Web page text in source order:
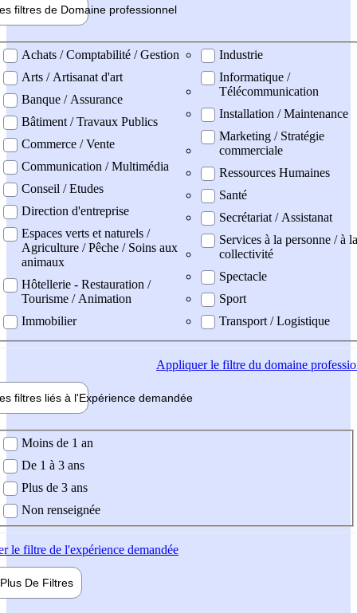
filtres de Domaine professionnel
professionel
Achats / Comptabilité / Gestion
Arts / Artisanat d'art
Banque / Assurance
Bâtiment / Travaux Publics
Commerce / Vente
Communication / Multimédia
Conseil / Etudes
Direction d'entreprise
Espaces verts et naturels /
Agriculture / Pêche / Soins aux
animaux
Hôtellerie - Restauration /
Tourisme / Animation
Immobilier
Industrie
Informatique /
Télécommunication
Installation / Maintenance
Marketing / Stratégie
commerciale
Ressources Humaines
Santé
Secrétariat / Assistanat
Services à la personne / à la
collectivité
Spectacle
Sport
Transport / Logistique
Appliquerle filtre du domaine
filtres liés à l'Expérience demandée
demandée
Moins de 1 an
De 1 à 3 ans
Plus de 3 ans
Non renseignée
le filtre de l'expérience demandée
Plus De Filtres